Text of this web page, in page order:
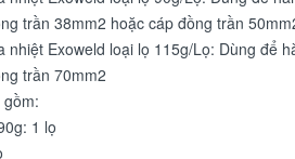
trần 38mm2 hoặc cáp đồng trần
nhiệt Exoweld loại lọ 115g/Lọ: Dùng để
trần 70mm2
1 lọ